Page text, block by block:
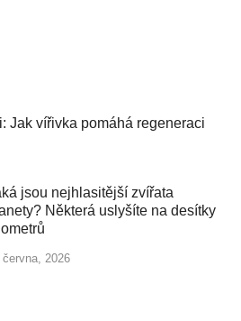
Jak vířivka pomáhá regeneraci
jsou nejhlasitější zvířata
Některá uslyšíte na desítky
června, 2026